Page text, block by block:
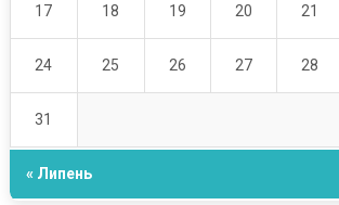
17 18 19 20 21
24 25 26 27 28
31
« Липень